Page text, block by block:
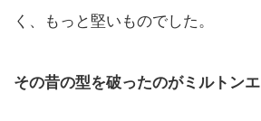
く、もっと堅いものでした。
その昔の型を破ったのがミルトンエ